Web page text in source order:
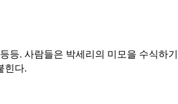
등. 사람들은 박세리의 미모을 수식하
힌다.